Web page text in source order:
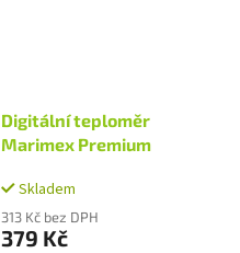
Digitální teploměr
Marimex Premium
Skladem
313 Kč bez DPH
379 Kč